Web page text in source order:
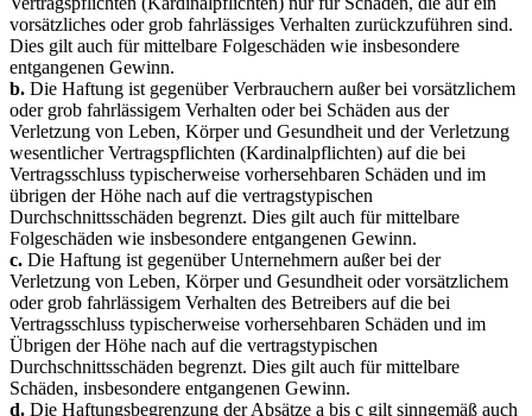
vorsätzliches oder grob fahrlässiges Verhalten zurückzuführen sind.
Dies gilt auch für mittelbare Folgeschäden wie insbesondere
entgangenen Gewinn.
b. Die Haftung ist gegenüber Verbrauchern außer bei vorsätzlichem
oder grob fahrlässigem Verhalten oder bei Schäden aus der
Verletzung von Leben, Körper und Gesundheit und der Verletzung
wesentlicher Vertragspflichten (Kardinalpflichten) auf die bei
Vertragsschluss typischerweise vorhersehbaren Schäden und im
übrigen der Höhe nach auf die vertragstypischen
Durchschnittsschäden begrenzt. Dies gilt auch für mittelbare
Folgeschäden wie insbesondere entgangenen Gewinn.
c. Die Haftung ist gegenüber Unternehmern außer bei der
Verletzung von Leben, Körper und Gesundheit oder vorsätzlichem
oder grob fahrlässigem Verhalten des Betreibers auf die bei
Vertragsschluss typischerweise vorhersehbaren Schäden und im
Übrigen der Höhe nach auf die vertragstypischen
Durchschnittsschäden begrenzt. Dies gilt auch für mittelbare
Schäden, insbesondere entgangenen Gewinn.
d. Die Haftungsbegrenzung der Absätze a bis c gilt sinngemäß auch